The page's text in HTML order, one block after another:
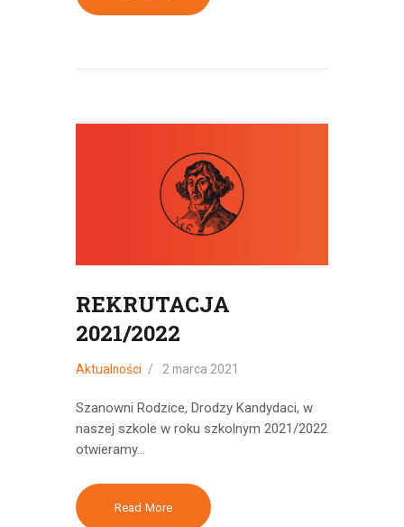
REKRUTACJA
2021/2022
Aktualności 2 marca 2021
Szanowni Rodzice, Drodzy Kandydaci, w
naszej szkole w roku szkolnym 2021/2022
otwieramy…
Read More